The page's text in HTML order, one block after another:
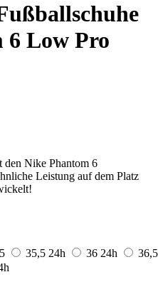
6 Low Pro
den Nike Phantom 6
Leistung auf dem Platz
35,5 24h 36 24h
36,5